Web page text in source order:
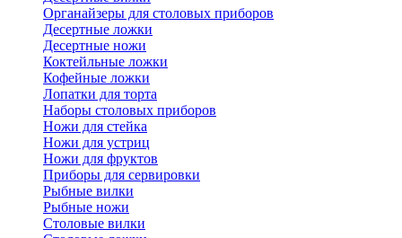
Органайзеры для столовых приборов
Десертные ложки
Десертные ножи
Коктейльные ложки
Кофейные ложки
Лопатки для торта
Наборы столовых приборов
Ножи для стейка
Ножи для устриц
Ножи для фруктов
Приборы для сервировки
Рыбные вилки
Рыбные ножи
Столовые вилки